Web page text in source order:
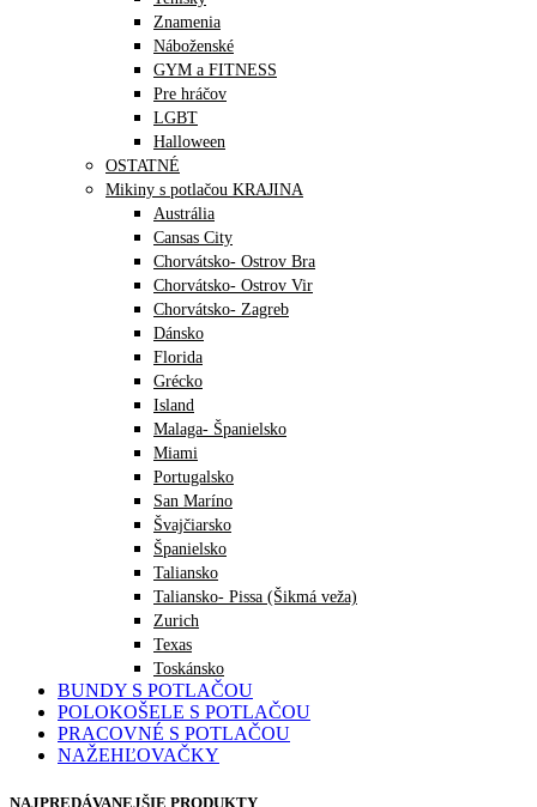
Znamenia
Náboženské
GYM a FITNESS
Pre hráčov
LGBT
Halloween
OSTATNÉ
Mikiny s potlačou KRAJINA
Austrália
Cansas City
Chorvátsko- Ostrov Bra
Chorvátsko- Ostrov Vir
Chorvátsko- Zagreb
Dánsko
Florida
Grécko
Island
Malaga- Španielsko
Miami
Portugalsko
San Maríno
Švajčiarsko
Španielsko
Taliansko
Taliansko- Pissa (Šikmá veža)
Zurich
Texas
Toskánsko
BUNDY S POTLAČOU
POLOKOŠELE S POTLAČOU
PRACOVNÉ S POTLAČOU
NAŽEHĽOVAČKY
NAJPREDÁVANEJŠIE PRODUKTY